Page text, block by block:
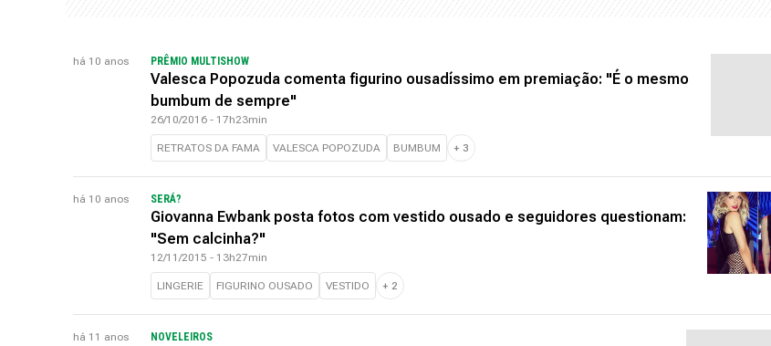
há 10 anos PRÊMIO MULTISHOW
Valesca Popozuda comenta figurino ousadíssimo em premiação: "É o mesmo
bumbum de sempre"
26/10/2016 - 17h23min
RETRATOS DA FAMA VALESCA POPOZUDA BUMBUM + 3
há 10 anos SERÁ?
Giovanna Ewbank posta fotos com vestido ousado e seguidores questionam:
"Sem calcinha?"
12/11/2015 - 13h27min
LINGERIE FIGURINO OUSADO VESTIDO + 2
há 11 anos NOVELEIROS